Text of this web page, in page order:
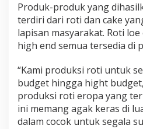
Produk-produk yang
terdiri dari roti dan cake
lapisan masyarakat. Roti
high end semua tersedia di
“Kami produksi roti untuk
budget hingga hight
produksi roti eropa yang
ini memang agak keras di
dalam cocok untuk segala